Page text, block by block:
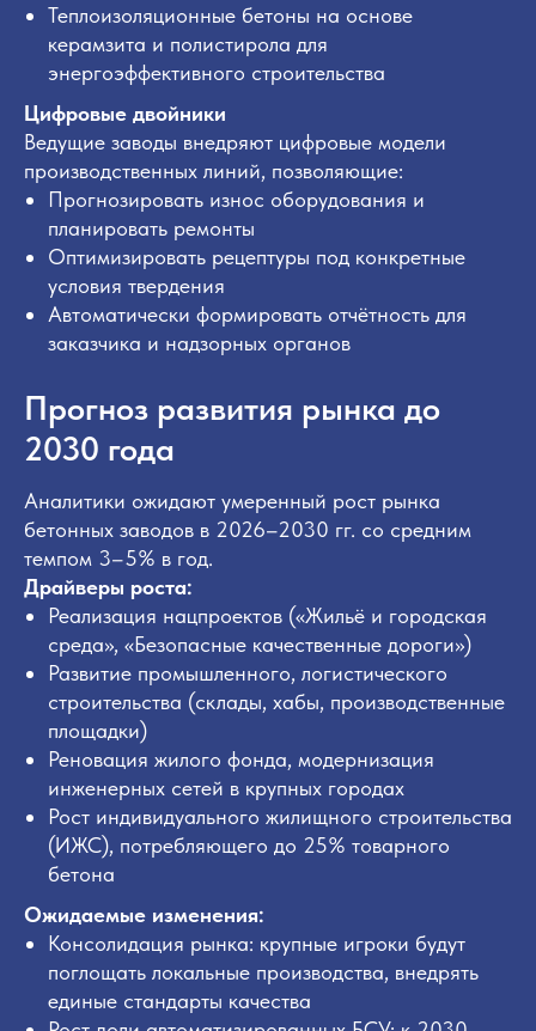
Теплоизоляционные бетоны на основе
керамзита и полистирола для
энергоэффективного строительства
Цифровые двойники
Ведущие заводы внедряют цифровые модели
производственных линий, позволяющие:
Прогнозировать износ оборудования и
планировать ремонты
Оптимизировать рецептуры под конкретные
условия твердения
Автоматически формировать отчётность для
заказчика и надзорных органов
Прогноз развития рынка до
2030 года
Аналитики ожидают умеренный рост рынка
бетонных заводов в 2026–2030 гг. со средним
темпом 3–5% в год.
Драйверы роста:
Реализация нацпроектов («Жильё и городская
среда», «Безопасные качественные дороги»)
Развитие промышленного, логистического
строительства (склады, хабы, производственные
площадки)
Реновация жилого фонда, модернизация
инженерных сетей в крупных городах
Рост индивидуального жилищного строительства
(ИЖС), потребляющего до 25% товарного
бетона
Ожидаемые изменения:
Консолидация рынка: крупные игроки будут
поглощать локальные производства, внедрять
единые стандарты качества
Ваше имя
Ваш email
Ваш телефон *
Я принимаю условияПолитики
соглашения
обработку персональных данных на
обработки персональных данных
Я согласен получать рекламные и
информационные материалы
Отправить
специалист свяжется в вами в
течение 15 минут!